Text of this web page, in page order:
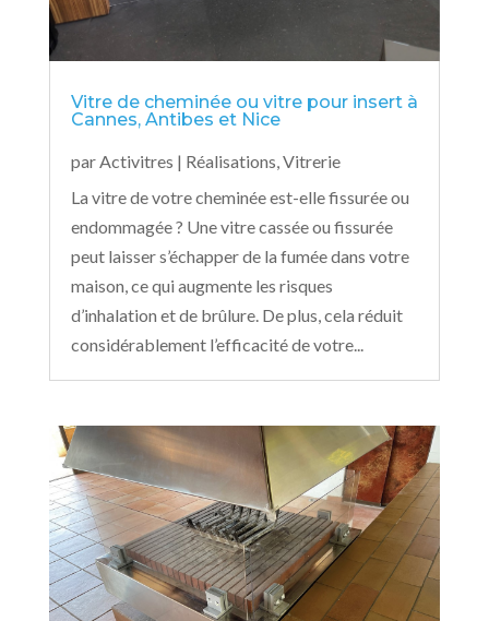
Vitre de cheminée ou vitre pour insert à
Cannes, Antibes et Nice
par Activitres | Réalisations Vitrerie
La vitre de votre cheminée est-elle fissurée ou
endommagée ? Une vitre cassée ou fissurée
peut laisser s’échapper de la fumée dans votre
maison, ce qui augmente les risques
d’inhalation et de brûlure. De plus, cela réduit
considérablement l’efficacité de votre...